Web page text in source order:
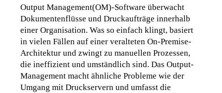
Output Management(OM)-Software überwacht
Dokumentenflüsse und Druckaufträge innerhalb
einer Organisation. Was so einfach klingt, basiert
in vielen Fällen auf einer veralteten On-Premise-
Architektur und zwingt zu manuellen Prozessen,
die ineffizient und umständlich sind. Das Output-
Management macht ähnliche Probleme wie der
Umgang mit Druckservern und umfasst die